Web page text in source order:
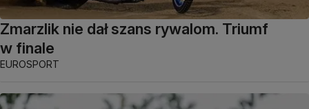
Zmarzlik nie dał szans rywalom. Triumf
w finale
EUROSPORT